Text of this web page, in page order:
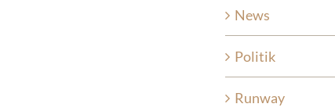
News
Politik
Runway